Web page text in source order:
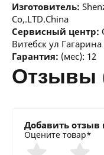
Изготовитель:
Co,.LTD.China
Сервисный центр:
Витебск ул
Гарантия: (мес): 12
отзывы
Добавить отзыв
Оцените товар*